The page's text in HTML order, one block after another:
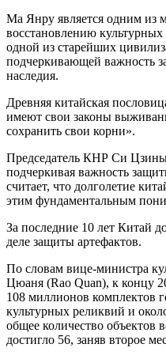
Ма Янру является одним из
восстановлению
одной из старейших
подчеркивающей важность
наследия.
Древняя китайская
имеют свои законы
сохранить свои корни».
Председатель КНР Си
подчеркивая важность
считает, что долголетие
этим фундаментальным
За последние 10 лет Китай
деле защиты артефактов.
По словам вице-министра
Цюаня (Rao Quan), к концу
108 миллионов комплектов
культурных реликвий и
общее количество объектов
достигло 56, заняв второе